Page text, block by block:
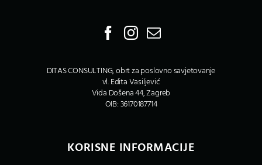
DITAS CONSULTING, obrt za poslovno savjetovanje
vl. Edita Vasiljević
Vida Došena 44, Zagreb
OIB: 36170187714
KORISNE INFORMACIJE